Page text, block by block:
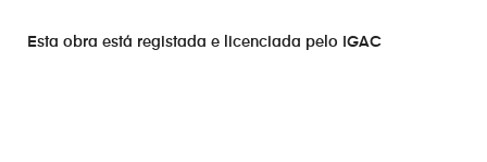
Esta obra está registada e licenciada pelo IGAC